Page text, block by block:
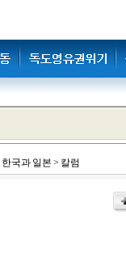
한국과 일본 > 칼럼